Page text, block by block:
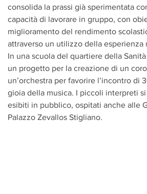
consolida la prassi già sperimentata
capacità di lavorare in gruppo, con
miglioramento del rendimento
attraverso un utilizzo della esperienza
In una scuola del quartiere della
un progetto per la creazione di un
un’orchestra per favorire l’incontro di
gioia della musica. I piccoli interpreti
esibiti in pubblico, ospitati anche alle
Palazzo Zevallos Stigliano.